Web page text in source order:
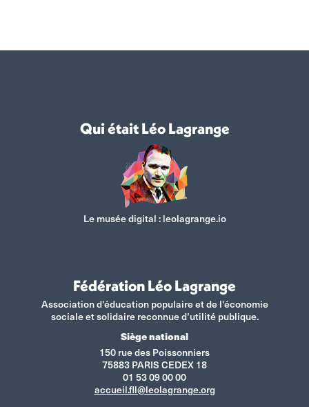
Qui était Léo Lagrange
Le musée digital : leolagrange.io
Fédération Léo Lagrange
Association d'éducation populaire et de l'économie
sociale et solidaire reconnue d’utilité publique.
Siège national
150 rue des Poissonniers
75883 PARIS CEDEX 18
01 53 09 00 00
accueil.fll@leolagrange.org